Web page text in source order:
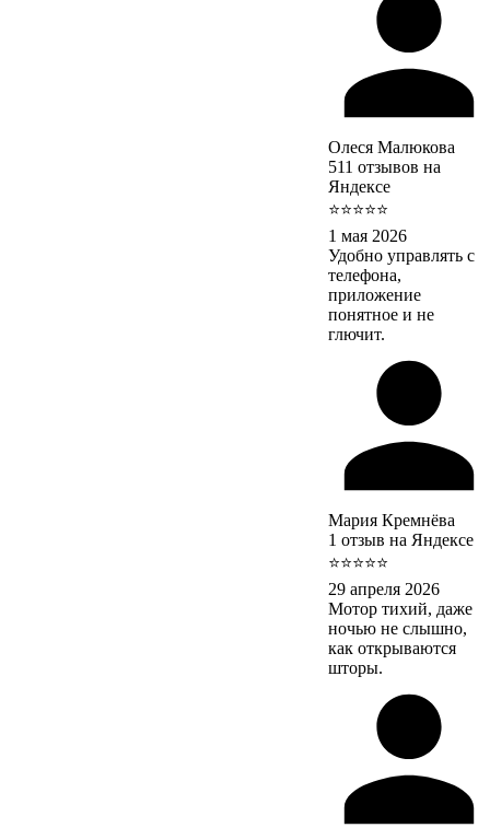
Олеся Малюкова
511 отзывов на
Яндексе
⭐⭐⭐⭐⭐
1 мая 2026
Удобно управлять с
телефона,
приложение
понятное и не
глючит.
Мария Кремнёва
1 отзыв на Яндексе
⭐⭐⭐⭐⭐
29 апреля 2026
Мотор тихий, даже
ночью не слышно,
как открываются
шторы.